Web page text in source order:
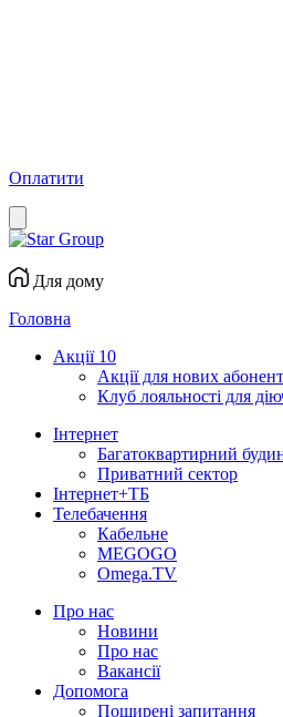
Оплатити
Для дому
Головна
Акції 10
Акції для нових
Клуб лояльності для
Інтернет
Багатоквартирний
Приватний сектор
Інтернет+ТБ
Телебачення
Кабельне
MEGOGO
Omega.TV
Про нас
Новини
Про нас
Вакансії
Допомога
Поширені запитання